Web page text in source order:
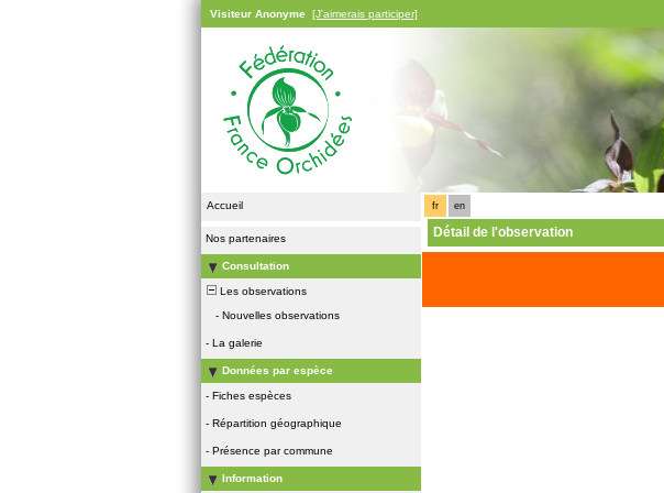
Visiteur Anonyme [J'aimerais participer]
Accueil
Nos partenaires
Consultation
Les observations
- Nouvelles observations
- La galerie
Données par espèce
- Fiches espèces
- Répartition géographique
- Présence par commune
Information
fr en
Détail de l'observation